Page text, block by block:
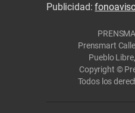
Publicidad:
Prensmart
Pueblo
Copyright ©
Todos los